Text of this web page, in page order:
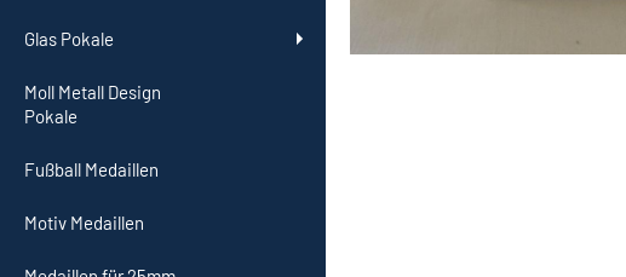
Glas Pokale
Moll Metall Design
Pokale
Fußball Medaillen
Motiv Medaillen